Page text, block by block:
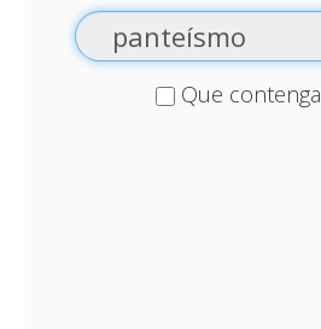
Que contenga